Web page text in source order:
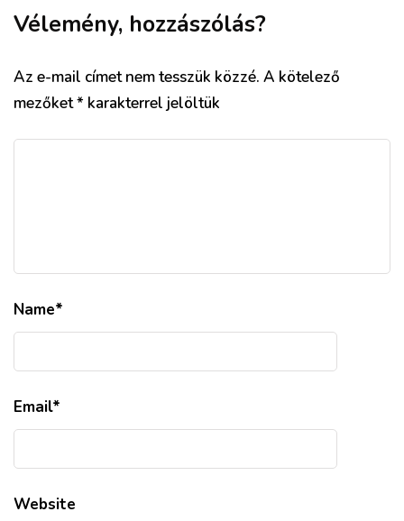
Vélemény, hozzászólás?
Az e-mail címet nem tesszük közzé. A kötelező
mezőket* karakterrel jelöltük
Name*
Email*
Website